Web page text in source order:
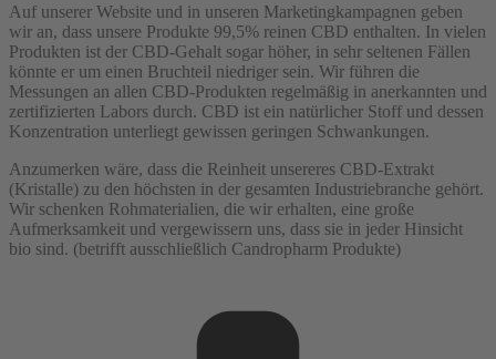
Auf unserer Website und in unseren Marketingkampagnen geben
wir an, dass unsere Produkte 99,5% reinen CBD enthalten. In vielen
Produkten ist der CBD-Gehalt sogar höher, in sehr seltenen Fällen
könnte er um einen Bruchteil niedriger sein. Wir führen die
Messungen an allen CBD-Produkten regelmäßig in anerkannten und
zertifizierten Labors durch. CBD ist ein natürlicher Stoff und dessen
Konzentration unterliegt gewissen geringen Schwankungen.
Anzumerken wäre, dass die Reinheit unsereres CBD-Extrakt
(Kristalle) zu den höchsten in der gesamten Industriebranche gehört.
Wir schenken Rohmaterialien, die wir erhalten, eine große
Aufmerksamkeit und vergewissern uns, dass sie in jeder Hinsicht
bio sind. (betrifft ausschließlich Candropharm Produkte)